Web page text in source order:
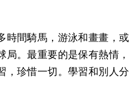
時間騎馬，游泳和畫畫，或
局。最重要的是保有熱情，
，珍惜一切。學習和別人分